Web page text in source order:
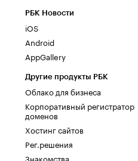
РБК Новости
iOS
Android
AppGallery
Другие продукты РБК
Облако для бизнеса
Корпоративный регистратор
доменов
Хостинг сайтов
Рег.решения
Знакомства